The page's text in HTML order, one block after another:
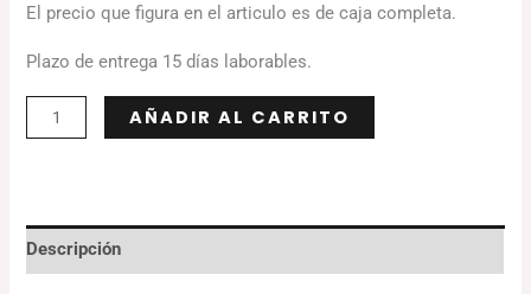
El precio que figura en el articulo es de caja completa.
Plazo de entrega 15 días laborables.
AÑADIR AL CARRITO
Descripción